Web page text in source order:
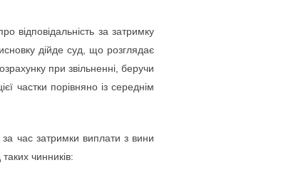
відповідальність за затримку
дійде суд, що розглядає
при звільненні, беручи
частки порівняно із середнім
час затримки виплати з вини
таких чинників: